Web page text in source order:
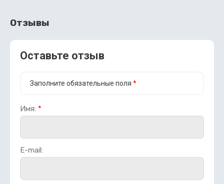
Отзывы
Оставьте отзыв
Заполните обязательные поля *
Имя: *
E-mail: